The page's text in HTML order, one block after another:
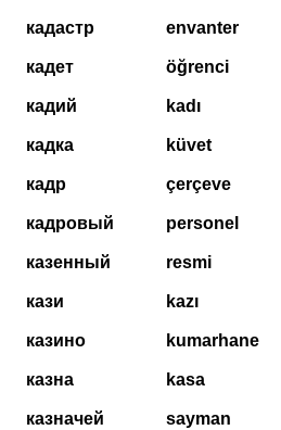
кадастр
кадет
кадий
кадка
кадр
кадровый
казенный
кази
казино
казна
казначей
envanter
öğrenci
kadı
küvet
çerçeve
personel
resmi
kazı
kumarhane
kasa
sayman